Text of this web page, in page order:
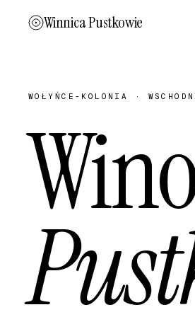
Winnica Pustkowie
WOŁYŃCE-KOLONIA ·